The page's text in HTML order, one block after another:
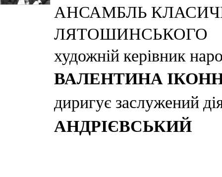
АНСАМБЛЬ
ЛЯТОШИНСЬКОГО
художній керівник
ВАЛЕНТИНА
диригує заслужений
АНДРІЄВСЬКИЙ